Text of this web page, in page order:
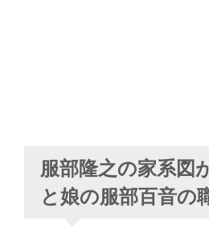
服部隆之の家系図
と娘の服部百音の